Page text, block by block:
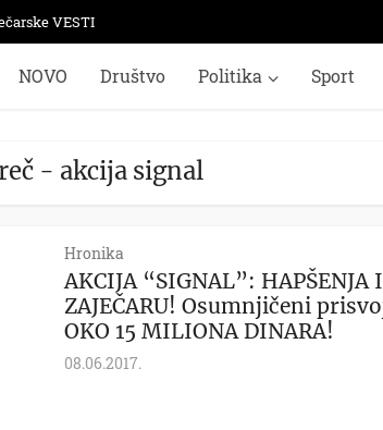
VESTI
NOVO Društvo Politika Sport
- akcija signal
Hronika
AKCIJA “SIGNAL”: HAPŠENJA
ZAJEČARU! Osumnjičeni
OKO 15 MILIONA DINARA!
08.06.2017.